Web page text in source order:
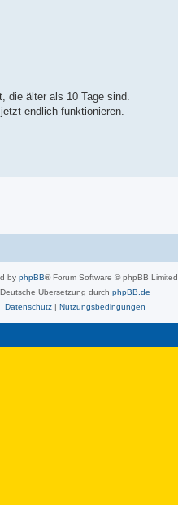
die älter als 10 Tage sind.
endlich funktionieren.
by phpBB® Forum Software © phpBB Limited
Deutsche Übersetzung durch phpBB.de
Datenschutz| Nutzungsbedingungen